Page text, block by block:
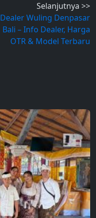
Selanjutnya >>
Dealer Wuling Denpasar
Bali – Info Dealer, Harga
OTR & Model Terbaru